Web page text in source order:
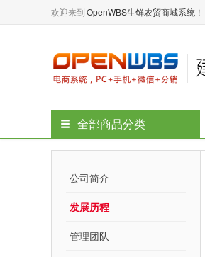
欢迎来到OpenWBS生鲜农贸商城系统 ！
全部商品分类
公司简介
发展历程
管理团队